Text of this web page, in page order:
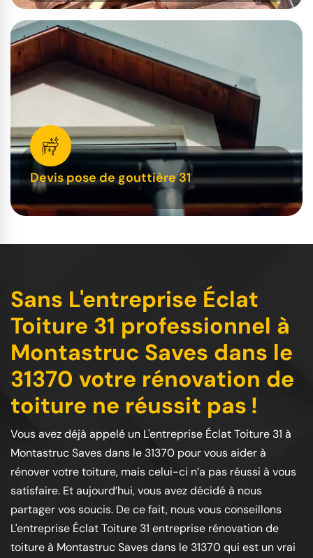
Devis pose de gouttière 31
Sans L'entreprise Éclat
Toiture 31 professionnel à
Montastruc Saves dans le
31370 votre rénovation de
toiture ne réussit pas !
Vous avez déjà appelé un L'entreprise Éclat Toiture 31 à
Montastruc Saves dans le 31370 pour vous aider à
rénover votre toiture, mais celui-ci n’a pas réussi à vous
satisfaire. Et aujourd’hui, vous avez décidé à nous
partager vos soucis. De ce fait, nous vous conseillons
L'entreprise Éclat Toiture 31 entreprise rénovation de
toiture à Montastruc Saves dans le 31370 qui est un vrai